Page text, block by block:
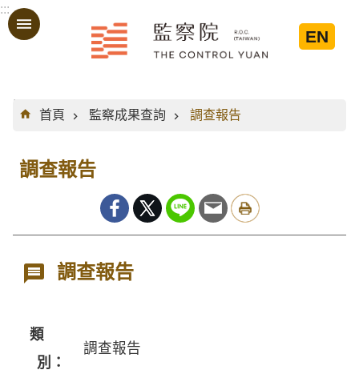
跳到主要內容區塊
:::
EN
:::
首頁
監察成果查詢 調查報告
調查報告
調查報告
類
別：
調查報告